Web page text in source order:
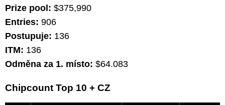
Prize pool: $375,990
Entries: 906
Postupuje: 136
ITM: 136
Odměna za 1. místo: $64.083
Chipcount Top 10 + CZ